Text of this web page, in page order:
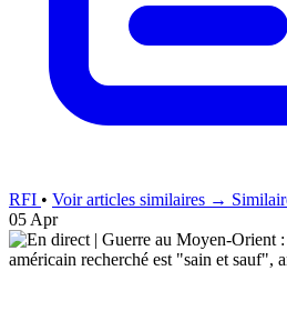
RFI • Voir articles similaires →
05 Apr